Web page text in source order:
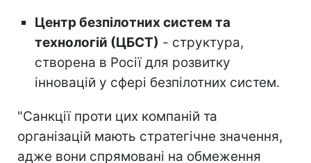
Центр безпілотних систем та
технологій (ЦБСТ) - структура,
створена в Росії для розвитку
інновацій у сфері безпілотних систем.
"Санкції проти цих компаній та
організацій мають стратегічне значення,
адже вони спрямовані на обмеження